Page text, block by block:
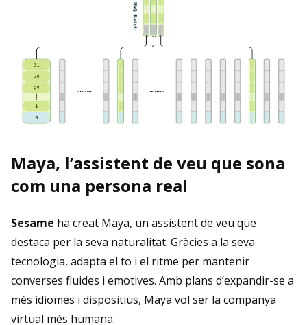
Maya, l’assistent de veu que sona
com una persona real
Sesame ha creat Maya, un assistent de veu que
destaca per la seva naturalitat. Gràcies a la seva
tecnologia, adapta el to i el ritme per mantenir
converses fluides i emotives. Amb plans d’expandir-se a
més idiomes i dispositius, Maya vol ser la companya
virtual més humana.